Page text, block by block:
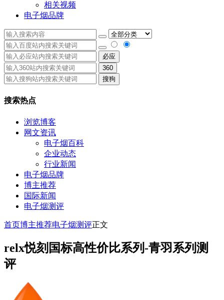
相关视频
电子烟品牌
必应
360
搜狗
搜索热点
浏览博客
网文资讯
电子烟百科
企业动态
行业新闻
电子烟品牌
博主推荐
国际新闻
电子烟测评
首页博主推荐电子烟测评正文
relx悦刻国标高性价比系列-青羽系列测
评